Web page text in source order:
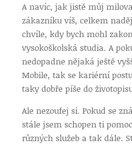
A navíc, jak jistě můj
zákazníku víš, celkem
chvíle, kdy bych mohl
vysokoškolská studia. A
nedopadne nějaká ještě
Mobile, tak se kariérní
taky dobře píše do
Ale nezoufej si. Pokud se
stále jsem schopen ti
různých služeb a tak dále.